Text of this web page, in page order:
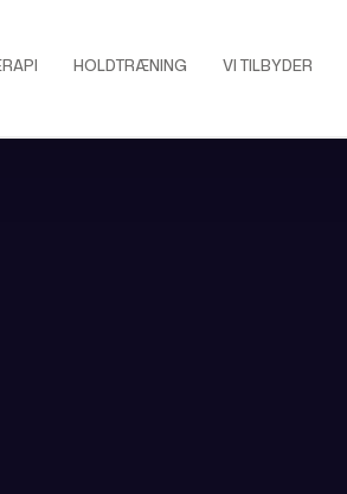
HOLDTRÆNING VI TILBYDER